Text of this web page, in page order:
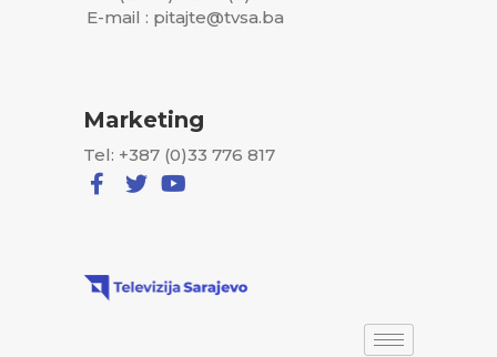
E-mail : pitajte@tvsa.ba
Marketing
Tel: +387 (0)33 776 817